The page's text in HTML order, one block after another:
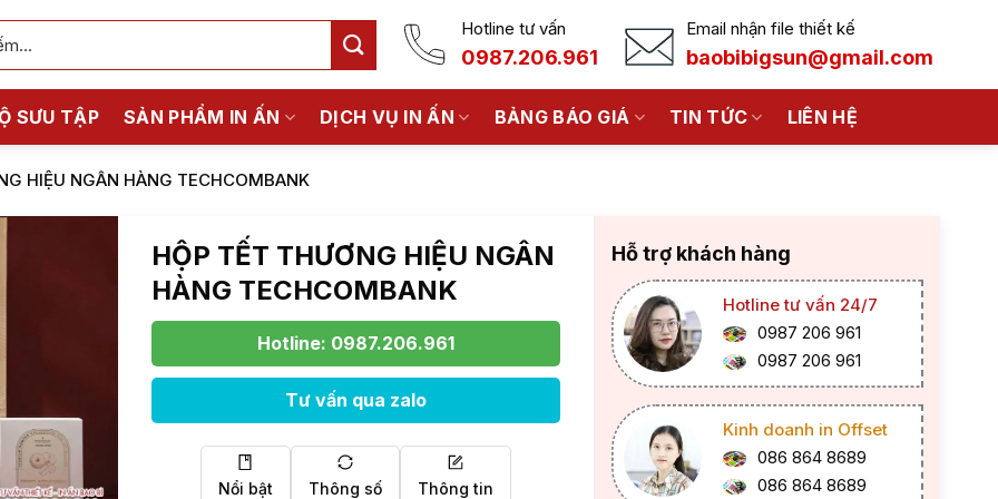
Hotline tư vấn
0987.206.961
Email nhận file thiết kế
baobibigsun@gmail.com
SƯU TẬP SẢN PHẨM IN ẤN DỊCH VỤ IN ẤN BẢNG BÁO GIÁ TIN TỨC LIÊN HỆ
HIỆU NGÂN HÀNG TECHCOMBANK
HỘP TẾT THƯƠNG HIỆU NGÂN
HÀNG TECHCOMBANK
Hotline: 0987.206.961
Tư vấn qua zalo
Nổi bật Thông số Thông tin
Hỗ trợ khách hàng
Hotline tư vấn 24/7
0987 206 961
0987 206 961
Kinh doanh in Offset
086 864 8689
086 864 8689